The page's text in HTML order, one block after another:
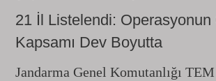
21 İl Listelendi: Operasyonun
Kapsamı Dev Boyutta
Jandarma Genel Komutanlığı